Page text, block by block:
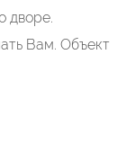
дворе.
Вам. Объект